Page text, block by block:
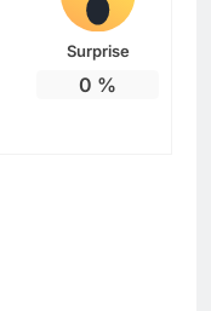
Surprise
0 %